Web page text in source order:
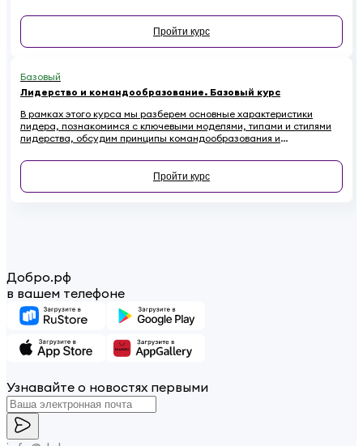
репутации? Если вы хотите стать осознанным и ответственным
волонтёром, этот онлайн-курс для вас.
Пройти курс
Базовый
Лидерство и командообразование. Базовый курс
В рамках этого курса мы разберем основные характеристики
лидера, познакомимся с ключевыми моделями, типами и стилями
лидерства, обсудим принципы командообразования и
лидерских качеств.
Пройти курс
Добро.рф
в вашем телефоне
Узнавайте о новостях первыми